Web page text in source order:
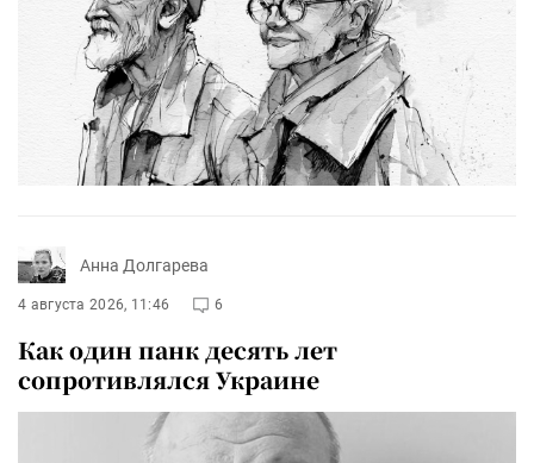
Анна Долгарева
4 августа 2026, 11:46 6
Как один панк десять лет
сопротивлялся Украине